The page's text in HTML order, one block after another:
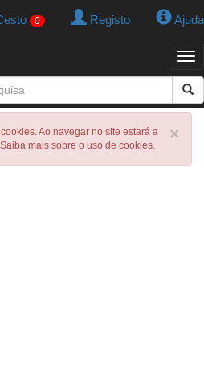
0 Registo Ajuda
×
Ao navegar no site estará a
mais sobre o uso de cookies.